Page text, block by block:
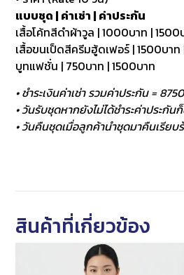
แบบชุด | ค่าเช่า | ค่าประกัน
เสื้อโค้ทสีดำผ้าวูล | 1000บาท | 1500
เสื้อขนเป็ดสีครีมฮู้ดเฟอร์ | 1500บา
บูทแฟชั่น | 750บาท | 1500บาท
• ชำระเงินค่าเช่า รวมค่าประกัน =
• วันรับชุดหากยังไม่ได้ชำระค่าประกั
• วันคืนชุดเมื่อลูกค้านำชุดมาคืนเรียบ
สินค้าที่เกี่ยวข้อง